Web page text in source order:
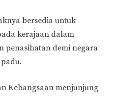
bersedia untuk
kerajaan dalam
penasihatan demi negara
Kebangsaan menjunjung